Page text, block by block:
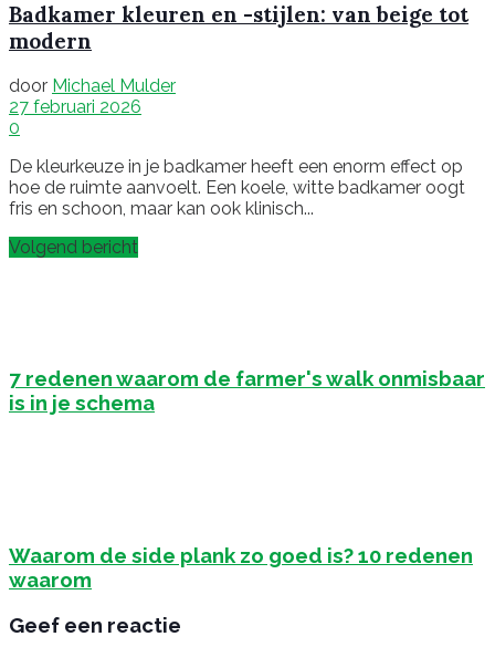
Badkamer kleuren en -stijlen: van beige tot
modern
door Michael Mulder
27 februari 2026
0
De kleurkeuze in je badkamer heeft een enorm effect op
hoe de ruimte aanvoelt. Een koele, witte badkamer oogt
fris en schoon, maar kan ook klinisch...
Volgend bericht
7 redenen waarom de farmer's walk onmisbaar
is in je schema
Waarom de side plank zo goed is? 10 redenen
waarom
Geef een reactie